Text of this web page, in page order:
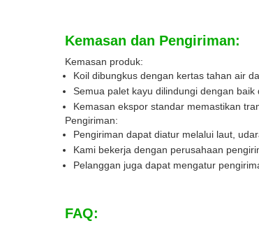
Kemasan dan Pengiriman:
Kemasan produk:
Koil dibungkus dengan kertas tahan air
Semua palet kayu dilindungi dengan baik
Kemasan ekspor standar memastikan
Pengiriman:
Pengiriman dapat diatur melalui laut,
Kami bekerja dengan perusahaan
Pelanggan juga dapat mengatur
FAQ: